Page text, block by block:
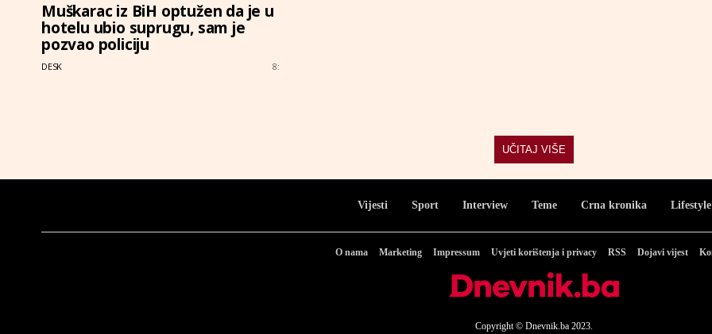
Muškarac iz BiH optužen da je u
hotelu ubio suprugu, sam je
pozvao policiju
DESK 8:
UČITAJ VIŠE
Vijesti Sport Interview Teme Crna kronika Lifestyle
O nama Marketing Impressum Uvjeti korištenja i privacy RSS Dojavi vijest
Copyright © Dnevnik.ba 2023.